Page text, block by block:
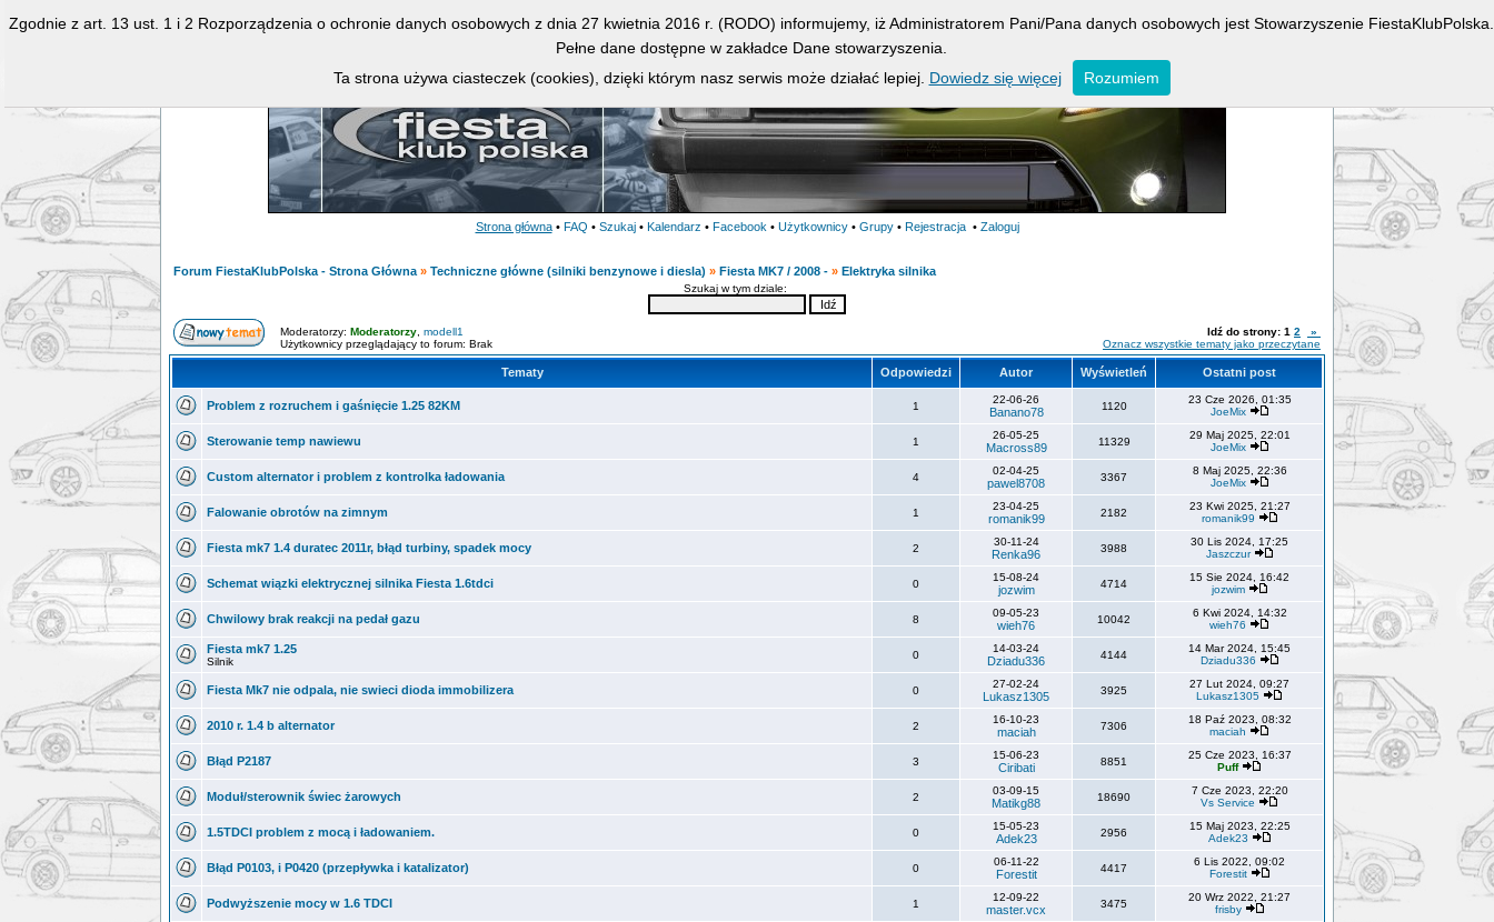
Strona główna • FAQ • Szukaj • Kalendarz • Facebook • Użytkownicy • Grupy • Rejestracja • Zaloguj
Forum FiestaKlubPolska - Strona Główna » Techniczne główne (silniki benzynowe i diesla) » Fiesta MK7 / 2008 - » Elektryka silnika
Szukaj w tym dziale:
Moderatorzy: Moderatorzy modell1
Użytkownicy przeglądający to forum: Brak
Idź do strony: 1 2
»
Oznacz wszystkie tematy jako przeczytane
Tematy Odpowiedzi Autor Wyświetleń Ostatni post
Problem z rozruchem i gaśnięcie 1.25 82KM 1
22-06-26
Banano78 1120
23 Cze 2026, 01:35
JoeMix
Sterowanie temp nawiewu 1
26-05-25
Macross89 11329
29 Maj 2025, 22:01
JoeMix
Custom alternator i problem z kontrolka ładowania 4
02-04-25
pawel8708 3367
8 Maj 2025, 22:36
JoeMix
Falowanie obrotów na zimnym 1
23-04-25
romanik99 2182
23 Kwi 2025, 21:27
romanik99
Fiesta mk7 1.4 duratec 2011r, błąd turbiny, spadek mocy 2
30-11-24
Renka96 3988
30 Lis 2024, 17:25
Jaszczur
Schemat wiązki elektrycznej silnika Fiesta 1.6tdci 0
15-08-24
jozwim 4714
15 Sie 2024, 16:42
jozwim
Chwilowy brak reakcji na pedał gazu 8
09-05-23
wieh76 10042
6 Kwi 2024, 14:32
wieh76
Fiesta mk7 1.25
Silnik
0
14-03-24
Dziadu336 4144
14 Mar 2024, 15:45
Dziadu336
Fiesta Mk7 nie odpala, nie swieci dioda immobilizera 0
27-02-24
Lukasz1305 3925
27 Lut 2024, 09:27
Lukasz1305
2010 r. 1.4 b alternator 2
16-10-23
maciah 7306
18 Paź 2023, 08:32
maciah
Błąd P2187 3
15-06-23
Ciribati 8851
25 Cze 2023, 16:37
Puff
Moduł/sterownik świec żarowych 2
03-09-15
Matikg88 18690
7 Cze 2023, 22:20
Vs Service
1.5TDCI problem z mocą i ładowaniem. 0
15-05-23
Adek23 2956
15 Maj 2023, 22:25
Adek23
Błąd P0103, i P0420 (przepływka i katalizator) 0
06-11-22
Forestit 4417
6 Lis 2022, 09:02
Forestit
Podwyższenie mocy w 1.6 TDCI 1
12-09-22
master.vcx 3475
20 Wrz 2022, 21:27
frisby
Zgodnie z art. 13 ust. 1 i 2 Rozporządzenia o ochronie danych osobowych z dnia 27 kwietnia 2016 r. (RODO) informujemy, iż Administratorem Pani/Pana danych osobowych jest Stowarzyszenie FiestaKlubPolska.
Pełne dane dostępne w zakładce Dane stowarzyszenia.
Ta strona używa ciasteczek (cookies), dzięki którym nasz serwis może działać lepiej. Dowiedz się więcej Rozumiem